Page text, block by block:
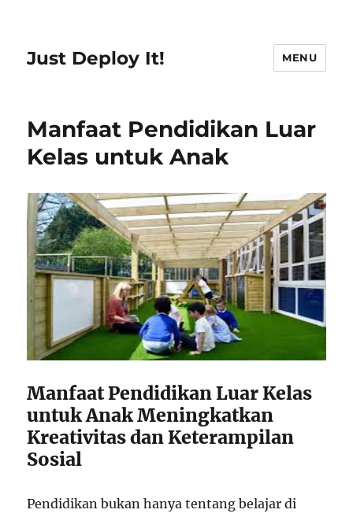
Just Deploy It! MENU
Manfaat Pendidikan Luar
Kelas untuk Anak
Manfaat Pendidikan Luar Kelas
untuk Anak Meningkatkan
Kreativitas dan Keterampilan
Sosial
Pendidikan bukan hanya tentang belajar di